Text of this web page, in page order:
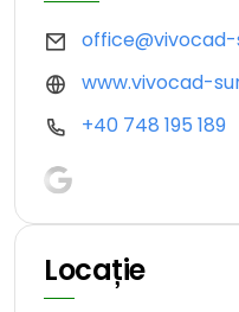
www.vivocad-
+40 748 195 189
Locație